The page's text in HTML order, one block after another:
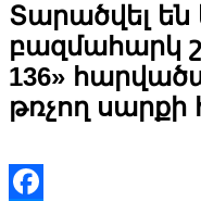
Տարածվել են
բազմահարկ
136»
թռչող